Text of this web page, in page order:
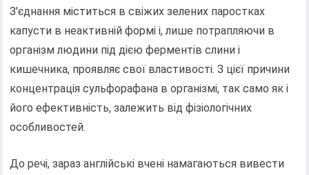
З'єднання міститься в свіжих зелених паростках
капусти в неактивній формі і, лише потрапляючи в
організм людини під дією ферментів слини і
кишечника, проявляє свої властивості. З цієї причини
концентрація сульфорафана в організмі, так само як і
його ефективність, залежить від фізіологічних
особливостей.
До речі, зараз англійські вчені намагаються вивести